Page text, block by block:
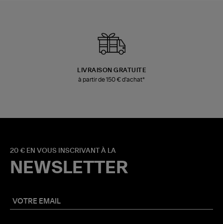
LIVRAISON GRATUITE
à partir de 150 € d'achat*
20 € EN VOUS INSCRIVANT À LA
NEWSLETTER